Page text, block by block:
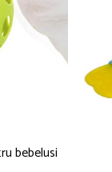
jucarie pentru bebelusi